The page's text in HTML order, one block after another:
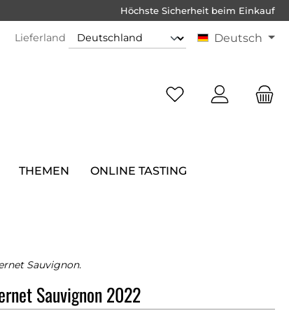
Höchste Sicherheit beim Einkauf
Lieferland Deutsch
THEMEN ONLINE TASTING
Sauvignon.
Sauvignon 2022